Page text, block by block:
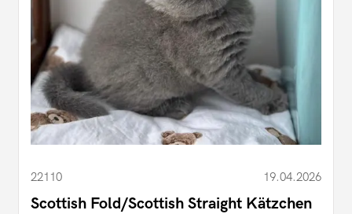
22110 19.04.2026
Scottish Fold/Scottish Straight Kätzchen